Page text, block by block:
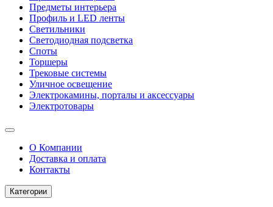
Предметы интерьера
Профиль и LED ленты
Светильники
Светодиодная подсветка
Споты
Торшеры
Трековые системы
Уличное освещение
Электрокамины, порталы и аксессуары
Электротовары
О Компании
Доставка и оплата
Контакты
Категории